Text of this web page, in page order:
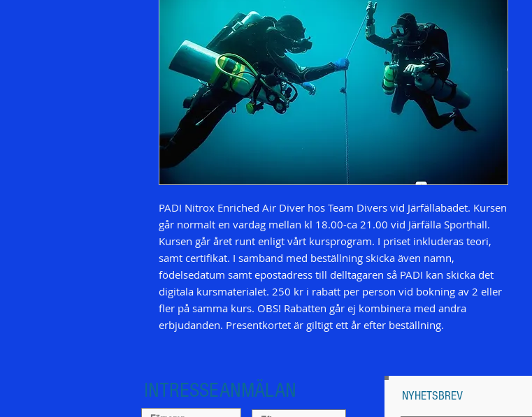
PADI Nitrox Enriched Air Diver hos Team Divers vid Järfällabadet. Kursen
går normalt en vardag mellan kl 18.00-ca 21.00 vid Järfälla Sporthall.
Kursen går året runt enligt vårt kursprogram. I priset inkluderas teori,
samt certifikat. I samband med beställning skicka även namn,
födelsedatum samt epostadress till delltagaren så PADI kan skicka det
digitala kursmaterialet. 250 kr i rabatt per person vid bokning av 2 eller
fler på samma kurs. OBS! Rabatten går ej kombinera med andra
erbjudanden. Presentkortet är giltigt ett år efter beställning.
NYHETSBREV
INTRESSEANMÄLAN